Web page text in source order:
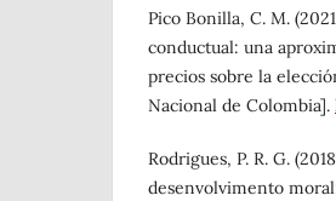
Pico Bonilla, C. M.
conductual: una
precios sobre la
Nacional de Colombia].
Rodrigues, P. R. G.
desenvolvimento